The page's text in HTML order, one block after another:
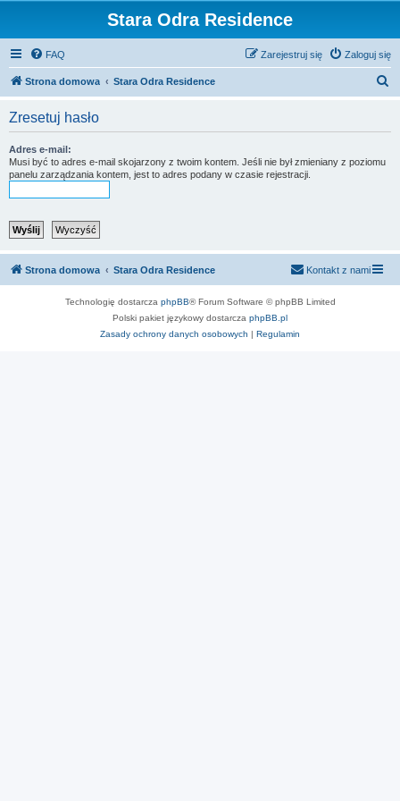
Stara Odra Residence
FAQ Zaloguj się
Zarejestruj się
Strona domowa Stara Odra Residence
Zresetuj hasło
Adres e-mail:
Musi być to adres e-mail skojarzony z twoim kontem. Jeśli nie był zmieniany z poziomu
panelu zarządzania kontem, jest to adres podany w czasie rejestracji.
Strona domowa Stara Odra Residence Kontakt z nami
Technologię dostarcza phpBB® Forum Software © phpBB Limited
Polski pakiet językowy dostarcza phpBB.pl
Zasady ochrony danych osobowych | Regulamin